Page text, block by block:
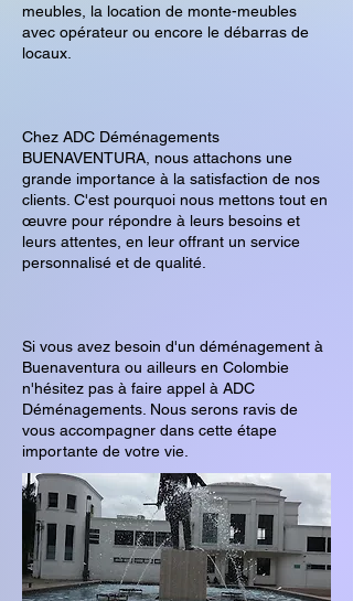
meubles, la location de monte-meubles
avec opérateur ou encore le débarras de
locaux.
Chez ADC Déménagements
BUENAVENTURA, nous attachons une
grande importance à la satisfaction de nos
clients. C'est pourquoi nous mettons tout en
œuvre pour répondre à leurs besoins et
leurs attentes, en leur offrant un service
personnalisé et de qualité.
Si vous avez besoin d'un déménagement à
Buenaventura ou ailleurs en Colombie
n'hésitez pas à faire appel à ADC
Déménagements. Nous serons ravis de
vous accompagner dans cette étape
importante de votre vie.